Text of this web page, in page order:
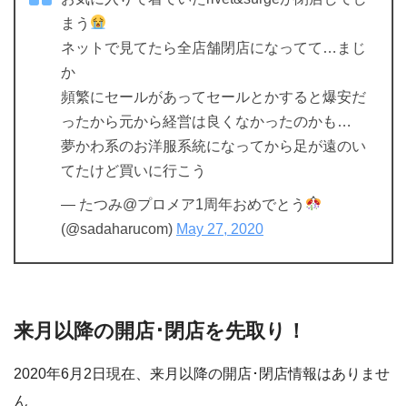
まう
ネットで見てたら全店舗閉店になってて…まじ
か
頻繁にセールがあってセールとかすると爆安だ
ったから元から経営は良くなかったのかも…
夢かわ系のお洋服系統になってから足が遠のい
てたけど買いに行こう
— たつみ@プロメア1周年おめでとう
(@sadaharucom) May 27, 2020
来月以降の開店･閉店を先取り！
2020年6月2日現在、来月以降の開店･閉店情報はありませ
ん